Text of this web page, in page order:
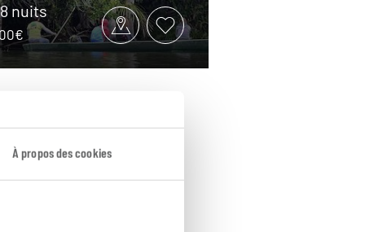
À propos des cookies
nuits